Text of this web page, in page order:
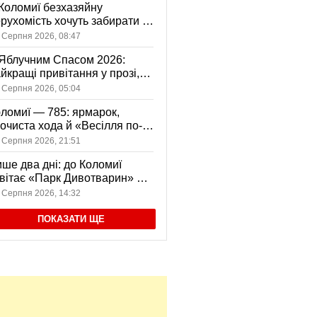
безхазяйну
хочуть забирати у
громади: що це
Серпня 2026, 08:47
Спасом 2026:
привітання у прозі,
та картинках
Серпня 2026, 05:04
— 785: ярмарок,
хода й «Весілля по-
— чим
День міста
Серпня 2026, 21:51
два дні: до Коломиї
«Парк Дивотварин» — і
безкоштовний
Серпня 2026, 14:32
ПОКАЗАТИ ЩЕ